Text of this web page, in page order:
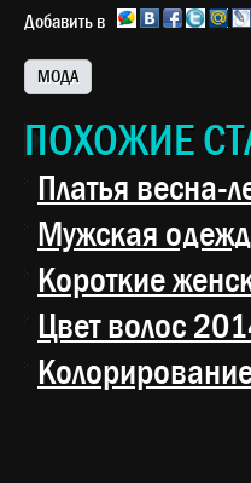
Добавить в
МОДА
ПОХОЖИЕ
Платья весна-
Мужская
Короткие
Цвет волос